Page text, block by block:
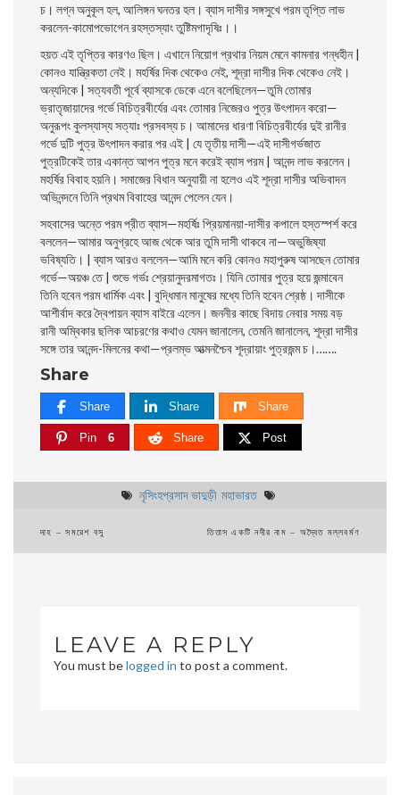
চ। লগ্ন অনুকূল হল, আলিঙ্গন ঘনতর হল। ব্যাস দাসীর সঙ্গসুখে পরম তৃপ্তি লাভ
করলেন-কামােপভােগেন রহস্তস্যাং তুষ্টিমগাদৃষিঃ।।
হয়ত এই তৃপ্তির কারণও ছিল। এখানে নিয়ােগ প্রথার নিয়ম মেনে কামনার গন্ধহীন |
কোনও যান্ত্রিকতা নেই। মহর্ষির দিক থেকেও নেই, শূদ্রা দাসীর দিক থেকেও নেই।
অন্যদিকে | সত্যবতী পূর্বে ব্যাসকে ডেকে এনে বলেছিলেন—তুমি তােমার
ভ্রাতৃজায়াদের গর্ভে বিচিত্রবীর্যের এবং তােমার নিজেরও পুত্র উৎপাদন করাে—
অনুরূপং কুলস্যাস্য সত্যাঃ প্রসবস্য চ। আমাদের ধারণা বিচিত্রবীর্যের দুই রানীর
গর্ভে দুটি পুত্র উৎপাদন করার পর এই | যে তৃতীয় দাসী—এই দাসীগর্ভজাত
পুত্রটিকেই তার একান্ত আপন পুত্র মনে করেই ব্যাস পরম | আনন্দ লাভ করলেন।
মহর্ষির বিবাহ হয়নি। সমাজের বিধান অনুযায়ী না হলেও এই শূদ্রা দাসীর অভিবাদন
অভিনন্দনে তিনি প্রথম বিবাহের আনন্দ পেলেন যেন।
সহবাসের অন্তে পরম প্রীত ব্যাস—মহর্ষিঃ প্রিয়মানয়া-দাসীর কপালে হস্তস্পর্শ করে
বললেন—আমার অনুগ্রহে আজ থেকে আর তুমি দাসী থাকবে না—অভুজিষ্যা
ভবিষ্যতি। | ব্যাস আরও বললেন—আমি মনে করি কোনও মহাপুরুষ আসছেন তােমার
গর্ভে—অয়ঞ্চ তে | শুভে গর্ভঃ শ্রেয়ানুদরমাগতঃ। যিনি তােমার পুত্র হয়ে জন্মাবেন
তিনি হবেন পরম ধার্মিক এবং | বুদ্ধিমান মানুষের মধ্যে তিনি হবেন শ্রেষ্ঠ। দাসীকে
আশীর্বাদ করে দ্বৈপায়ন ব্যাস বাইরেএলেন। জননীর কাছে বিদায় নেবার সময় বড়
রানী অম্বিকার ছলিক আচরণের কথাও যেমন জানালেন, তেমনি জানালেন, শূদ্রা দাসীর
সঙ্গে তার আনন্দ-মিলনের কথা—প্রলম্ভ আত্মনশ্চৈব শূদ্রায়াং পুত্রজন্ম চ।…….
Share
Share Share Share
Pin 6 Share Post
নৃসিংহপ্রসাদ ভাদুড়ী মহাভারত
Post
দাহ – সমরেশ বসু তিতাস একটি নদীর নাম – অদ্বৈত মল্লবর্মণ
LEAVE A REPLY
You must belogged in to post a comment.